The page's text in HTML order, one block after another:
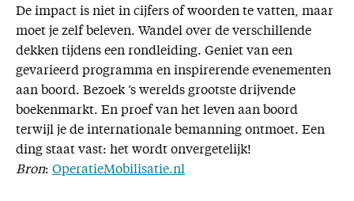
De impact is niet in cijfers of woorden te vatten, maar
moet je zelf beleven. Wandel over de verschillende
dekken tijdens een rondleiding. Geniet van een
gevarieerd programma en inspirerende evenementen
aan boord. Bezoek ’s werelds grootste drijvende
boekenmarkt. En proef van het leven aan boord
terwijl je de internationale bemanning ontmoet. Een
ding staat vast: het wordt onvergetelijk!
Bron: OperatieMobilisatie.nl